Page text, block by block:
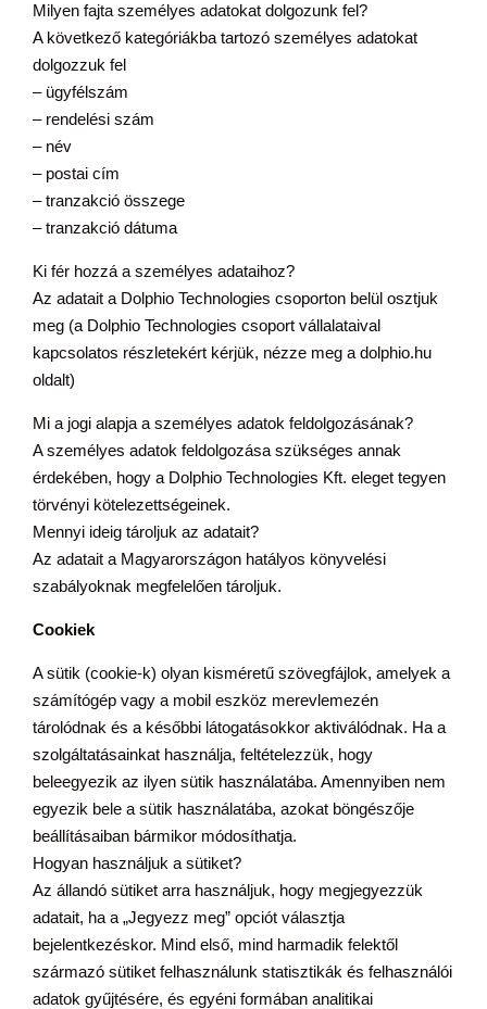
Milyen fajta személyes adatokat dolgozunk fel?
A következő kategóriákba tartozó személyes adatokat
dolgozzuk fel
– ügyfélszám
– rendelési szám
– név
– postai cím
– tranzakció összege
– tranzakció dátuma
Ki fér hozzá a személyes adataihoz?
Az adatait a Dolphio Technologies csoporton belül osztjuk
meg (a Dolphio Technologies csoport vállalataival
kapcsolatos részletekért kérjük, nézze meg a dolphio.hu
oldalt)
Mi a jogi alapja a személyes adatok feldolgozásának?
A személyes adatok feldolgozása szükséges annak
érdekében, hogy a Dolphio Technologies Kft. eleget tegyen
törvényi kötelezettségeinek.
Mennyi ideig tároljuk az adatait?
Az adatait a Magyarországon hatályos könyvelési
szabályoknak megfelelően tároljuk.
Cookiek
A sütik (cookie-k) olyan kisméretű szövegfájlok, amelyek a
számítógép vagy a mobil eszköz merevlemezén
tárolódnak és a későbbi látogatásokkor aktiválódnak. Ha a
szolgáltatásainkat használja, feltételezzük, hogy
beleegyezik az ilyen sütik használatába. Amennyiben nem
egyezik bele a sütik használatába, azokat böngészője
beállításaiban bármikor módosíthatja.
Hogyan használjuk a sütiket?
Az állandó sütiket arra használjuk, hogy megjegyezzük
adatait, ha a „Jegyezz meg” opciót választja
bejelentkezéskor. Mind első, mind harmadik felektől
származó sütiket felhasználunk statisztikák és felhasználói
adatok gyűjtésére, és egyéni formában analitikai